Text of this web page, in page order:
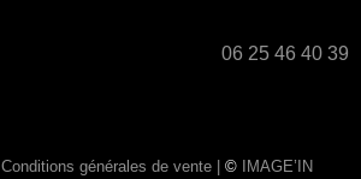
06 25 46 40 39
Conditions générales de vente | © IMAGE’IN